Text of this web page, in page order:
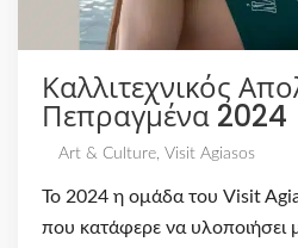
Καλλιτεχνικός
Πεπραγμένα 2024
Art & Culture, Visit Agiasos
Το 2024 η ομάδα του Visit
που κατάφερε να υλοποιήσει